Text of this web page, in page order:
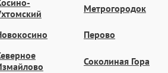
Метрогородок
Перово
Соколиная Гора